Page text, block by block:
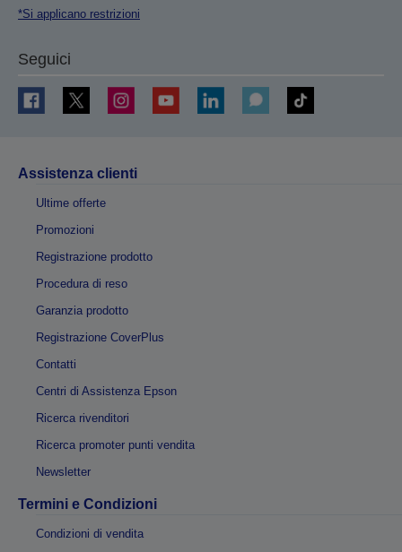
*Si applicano restrizioni
Seguici
Assistenza clienti
Ultime offerte
Promozioni
Registrazione prodotto
Procedura di reso
Garanzia prodotto
Registrazione CoverPlus
Contatti
Centri di Assistenza Epson
Ricerca rivenditori
Ricerca promoter punti vendita
Newsletter
Termini e Condizioni
Condizioni di vendita